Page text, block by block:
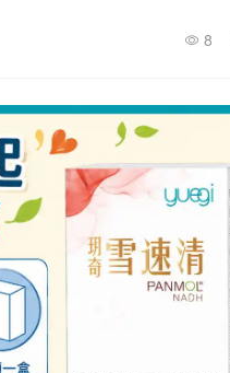
8